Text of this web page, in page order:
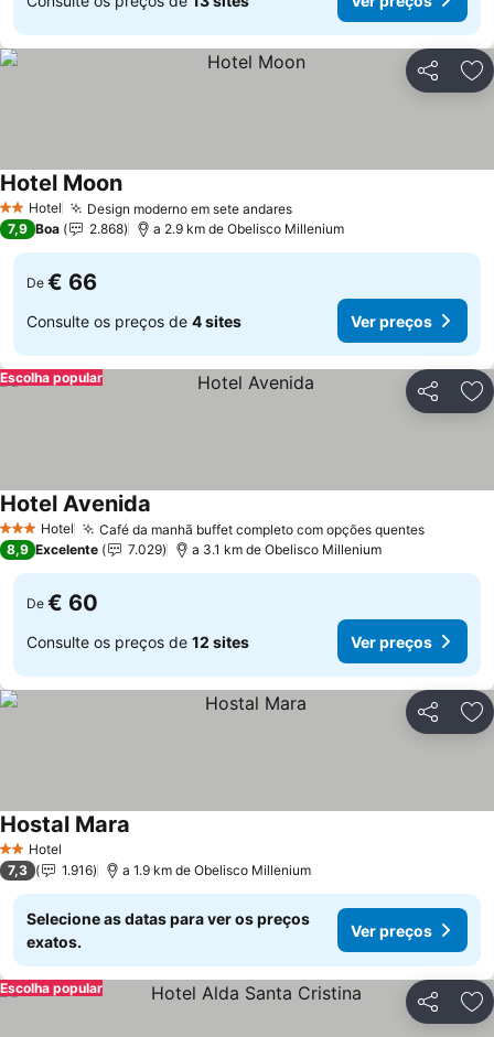
Partilhar
2 Estrelas
Hotel Design moderno em sete andaresVer preços
Hotel MoonVer preços
7,9 Boa 2.868 a 2.9 km de Obelisco Millenium
De € 66
Consulte os preços de 4 sites Ver preços
Partilhar
Escolha popular
3 EstrelasHotel Café da manhã buffet completo com opções quentesVer
Hotel Avenida
8,9 Excelente 7.029 a 3.1 km de Obelisco Millenium
De € 60
Consulte os preços de 12 sites Ver preços
Partilhar
2 Estrelas
Hotel
Hostal Mara
7,3 1.916 a 1.9 km de Obelisco Millenium
Selecione as datas para ver os preços
exatos.
Ver preços
Partilhar
Escolha popular